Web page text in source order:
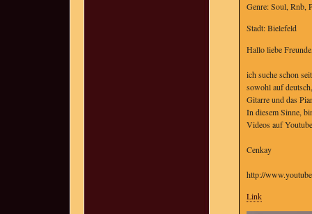
Genre: Soul, Rnb,
Stadt: Bielefeld
Hallo liebe
ich suche schon
sowohl auf
Gitarre und das
In diesem Sinne,
Videos auf
Cenkay
http://
Link